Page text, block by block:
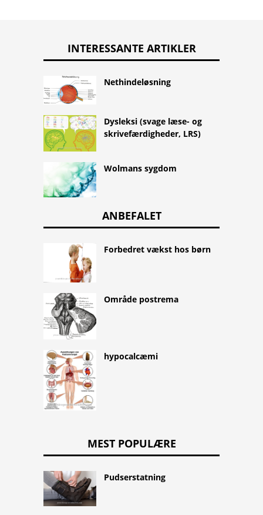
INTERESSANTE ARTIKLER
Nethindeløsning
Dysleksi (svage læse- og
skrivefærdigheder, LRS)
Wolmans sygdom
ANBEFALET
Forbedret vækst hos børn
Område postrema
hypocalcæmi
MEST POPULÆRE
Pudserstatning